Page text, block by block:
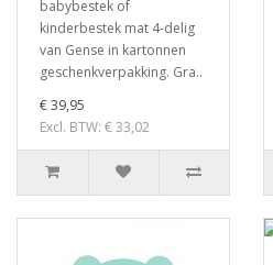
babybestek of
kinderbestek mat 4-delig
van Gense in kartonnen
geschenkverpakking. Gra..
€ 39,95
Excl. BTW: € 33,02